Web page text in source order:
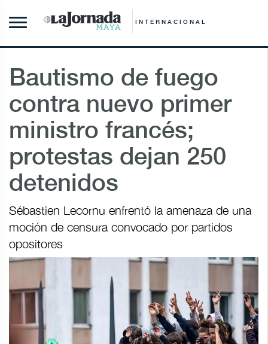
INTERNACIONAL
Bautismo de fuego
contra nuevo primer
ministro francés;
protestas dejan 250
detenidos
Sébastien Lecornu enfrentó la amenaza de una
moción de censura convocado por partidos
opositores